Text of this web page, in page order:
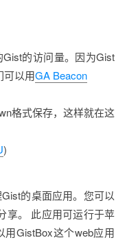
的访问量。因为Gist
可以用GA Beacon
格式保存，这样就在这
)
的桌面应用。您可以
享。 此应用可运行于苹
GistBox这个web应用